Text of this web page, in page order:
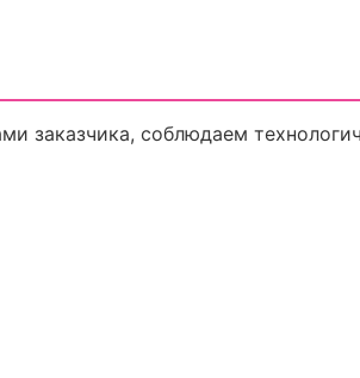
заказчика, соблюдаем